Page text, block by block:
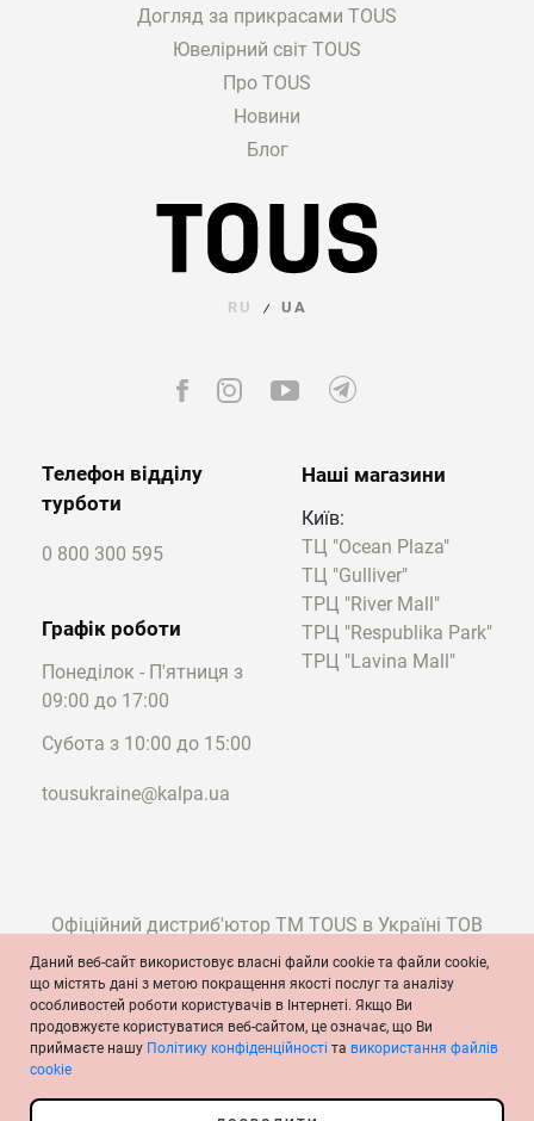
Догляд за прикрасами TOUS
Ювелірний світ TOUS
Про TOUS
Новини
Блог
RU / UA
Телефон відділу
турботи
0 800 300 595
Графік роботи
Понеділок - П'ятниця з
09:00 до 17:00
Субота з 10:00 до 15:00
tousukraine@kalpa.ua
Наші магазини
Київ:
ТЦ "Ocean Plaza"
ТЦ "Gulliver"
ТРЦ "River Mall"
ТРЦ "Respublika Park"
ТРЦ "Lavina Mall"
Офіційний дистриб'ютор ТМ TOUS в Україні ТОВ
"Калпа"
© TOUS, ювеліри з 1920 року
Умови та положення
Даний веб-сайт використовує власні файли cookie та файли cookie,
що містять дані з метою покращення якості послуг та аналізу
особливостей роботи користувачів в Інтернеті. Якщо Ви
продовжуєте користуватися веб-сайтом, це означає, що Ви
приймаєте нашу Політику конфіденційності та використання файлів
cookie